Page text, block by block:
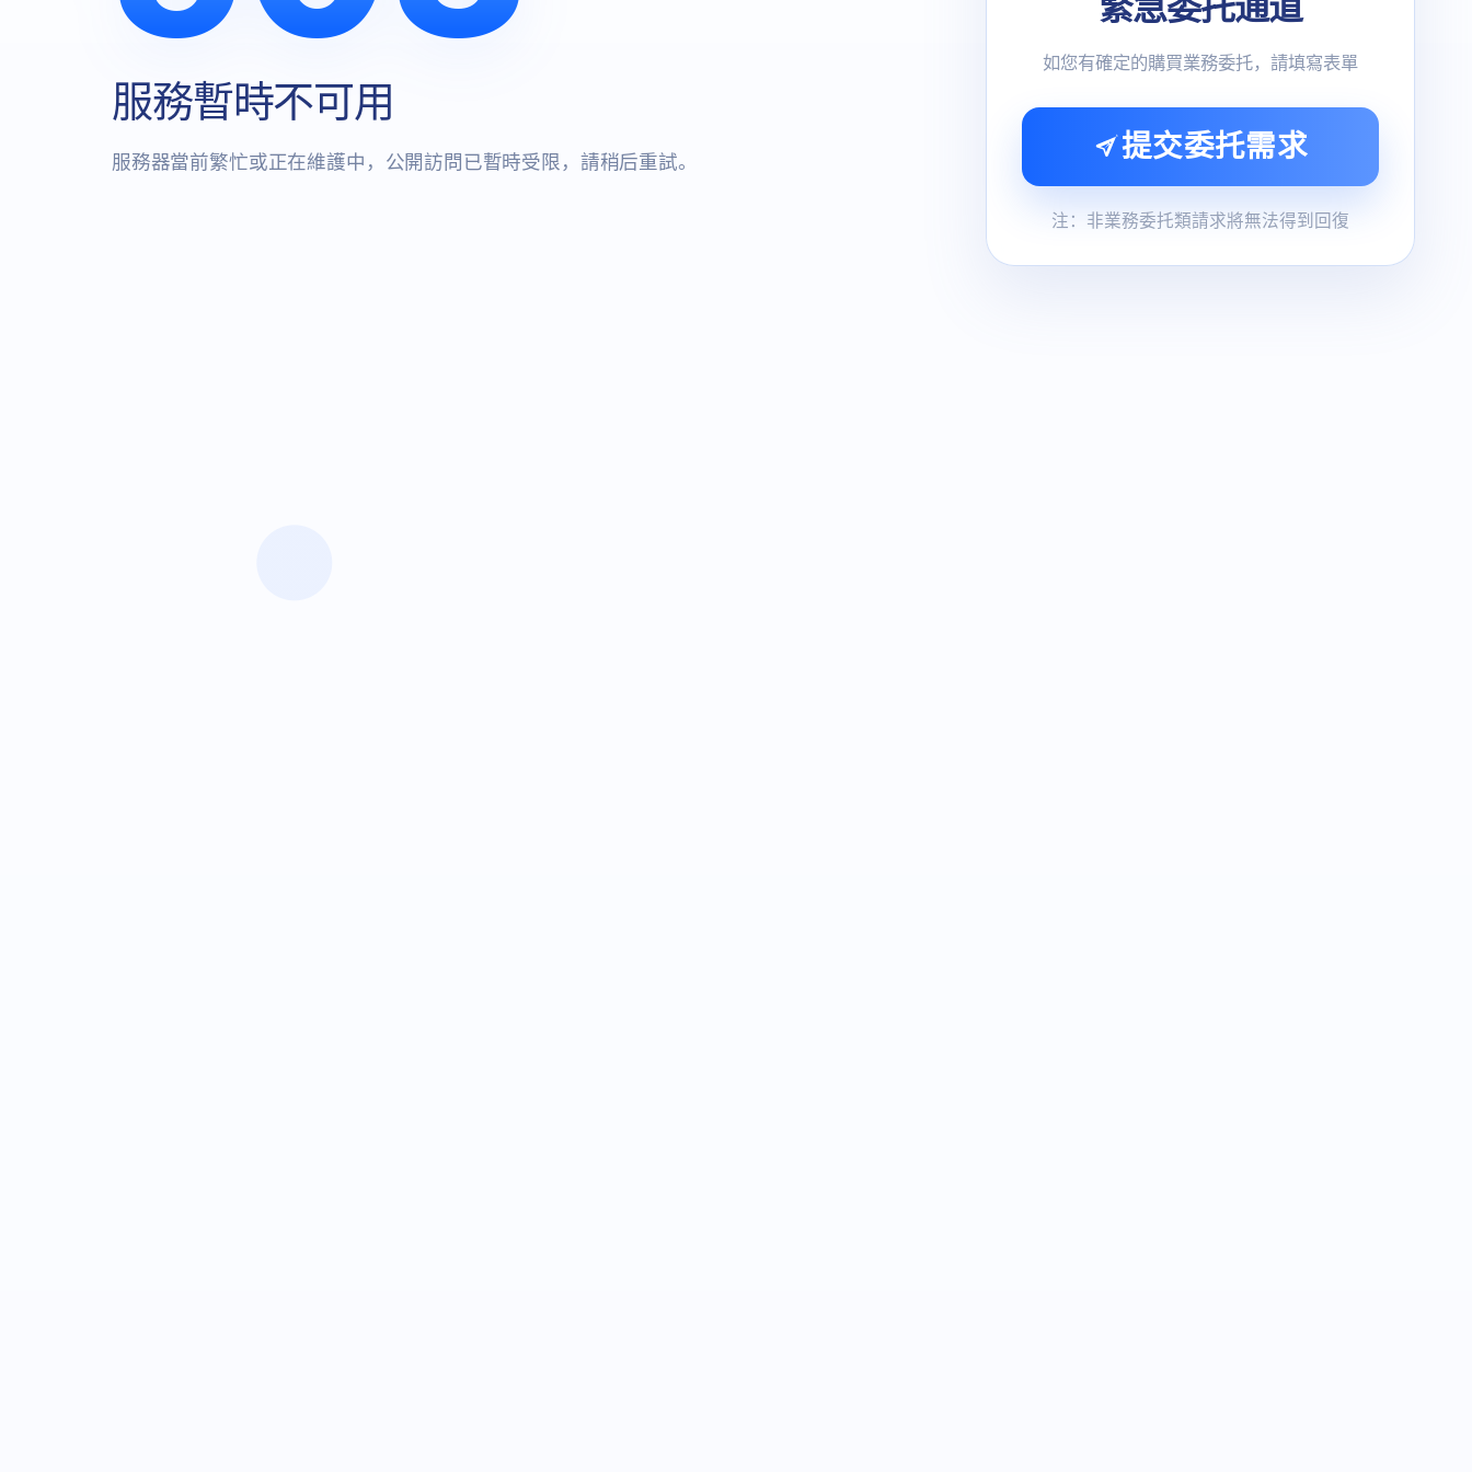
服務暫時不可用
服務器當前繁忙或正在維護中，公開訪問已暫時受限，請稍后重試。
如您有確定的購買業務委托，請填寫表單
提交委托需求
注：非業務委托類請求將無法得到回復